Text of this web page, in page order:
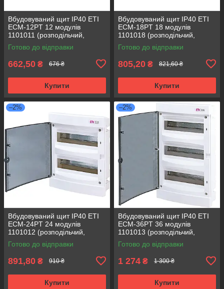
Вбудовуваний щит IP40 ETI
ECM-12PT 12 модулів
1101011 (розподільчий,
модульний, з прозорою
дверцятами)
Готово до відправки
662,50 ₴ 676 ₴
Купити
Вбудовуваний щит IP40 ETI
ECM-18PT 18 модулів
1101018 (розподільчий,
модульний, з прозорою
дверцятами)
Готово до відправки
805,20 ₴ 821,60 ₴
Купити
–2%
Вбудовуваний щит IP40 ETI
ECM-24PT 24 модулів
1101012 (розподільчий,
модульний, з прозорою
дверцятами)
Готово до відправки
891,80 ₴ 910 ₴
Купити
–2%
Вбудовуваний щит IP40 ETI
ECM-36PT 36 модулів
1101013 (розподільчий,
модульний, з прозорою
дверцятами)
Готово до відправки
1 274 ₴ 1 300 ₴
Купити